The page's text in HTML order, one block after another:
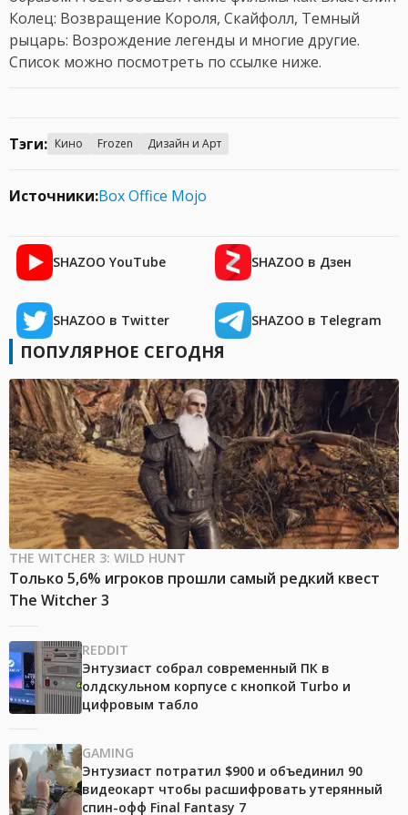
Колец: Возвращение Короля, Скайфолл, Темный
рыцарь: Возрождение легенды и многие другие.
Список можно посмотреть по ссылке ниже.
Тэги: Кино Frozen Дизайн и Арт
Источники:Box Office Mojo
SHAZOO YouTube SHAZOO в Дзен
SHAZOO в Twitter SHAZOO в Telegram
ПОПУЛЯРНОЕ СЕГОДНЯ
THE WITCHER 3: WILD HUNT
Только 5,6% игроков прошли самый редкий квест
The Witcher 3
REDDIT
Энтузиаст собрал современный ПК в
олдскульном корпусе с кнопкой Turbo и
цифровым табло
GAMING
Энтузиаст потратил $900 и объединил 90
видеокарт чтобы расшифровать утерянный
спин-офф Final Fantasy 7